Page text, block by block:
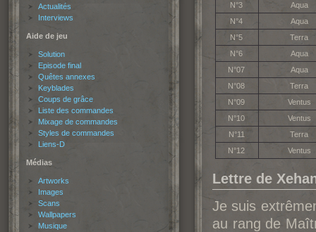
Actualités
Interviews
Aide de jeu
Solution
Episode final
Quêtes annexes
Keyblades
Coups de grâce
Liste des commandes
Mixage de commandes
Styles de commandes
Liens-D
Médias
Artworks
Images
Scans
Wallpapers
Musique
N°3
Aqua
N°4
Aqua
N°5
Terra
N°6
Aqua
N°07
Aqua
N°08
Terra
N°09
Ventus
N°10
Ventus
N°11
Terra
N°12
Ventus
Lettre de
Je suis
au rang de